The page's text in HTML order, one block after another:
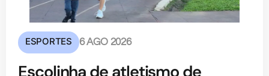
ESPORTES 6 AGO 2026
Escolinha de atletismo de